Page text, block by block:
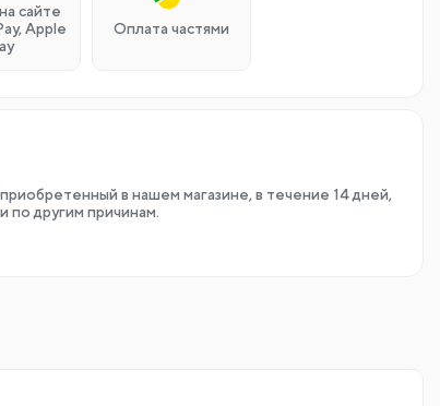
сайте
Apple
Оплата частями
в нашем магазине, в течение 14 дней,
по другим причинам.